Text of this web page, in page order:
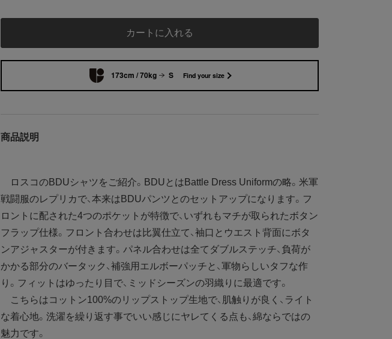
カートに入れる
173cm / 70kg S Find your size
商品説明
ロスコのBDUシャツをご紹介。BDUとはBattle Dress Uniformの略。米軍
戦闘服のレプリカで、本来はBDUパンツとのセットアップになります。フ
ロントに配された4つのポケットが特徴で、いずれもマチが取られたボタン
フラップ仕様。フロント合わせは比翼仕立て、袖口とウエスト背面にボタ
ンアジャスターが付きます。パネル合わせは全てダブルステッチ、負荷が
かかる部分のバータック、補強用エルボーパッチと、軍物らしいタフな作
り。フィットはゆったり目で、ミッドシーズンの羽織りに最適です。
こちらはコットン100%のリップストップ生地で、肌触りが良く、ライト
な着心地。洗濯を繰り返す事でいい感じにヤレてくる点も、綿ならではの
魅力です。